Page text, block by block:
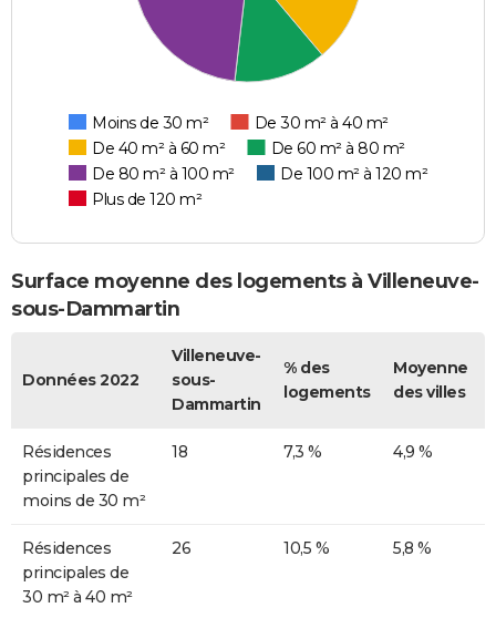
Moins de 30 m²
De 30 m² à 40 m²
De 40 m² à 60 m²
De 60 m² à 80 m²
De 80 m² à 100 m²
De 100 m² à 120 m²
Plus de 120 m²
Surface moyenne des logements à Villeneuve-
sous-Dammartin
Données 2022
Villeneuve-
sous-
Dammartin
% des
logements
Moyenne
des villes
Résidences
principales de
moins de 30 m²
18 7,3 % 4,9 %
Résidences
principales de
30 m² à 40 m²
26 10,5 % 5,8 %